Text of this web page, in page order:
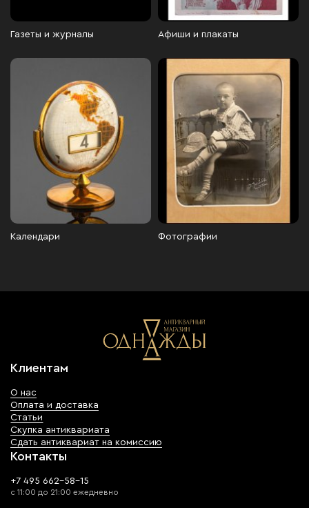
Газеты и журналы Афиши и плакаты
Календари Фотографии
Клиентам
О нас
Оплата и доставка
Статьи
Скупка антиквариата
Сдать антиквариат на комиссию
Контакты
+7 495 662-58-15
с 11:00 до 21:00 ежедневно